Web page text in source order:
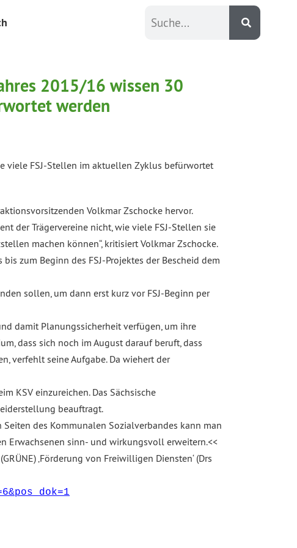
2015/16 wissen 30
werden
viele FSJ-Stellen im aktuellen Zyklus befürwortet
Volkmar Zschocke hervor.
der Trägervereine nicht, wie viele FSJ-Stellen sie
machen können“, kritisiert Volkmar Zschocke.
zum Beginn des FSJ-Projektes der Bescheid dem
sollen, um dann erst kurz vor FSJ-Beginn per
damit Planungssicherheit verfügen, um ihre
dass sich noch im August darauf beruft, dass
verfehlt seine Aufgabe. Da wiehert der
KSV einzureichen. Das Sächsische
beauftragt.
des Kommunalen Sozialverbandes kann man
Erwachsenen sinn- und wirkungsvoll erweitern.<<
‚Förderung von Freiwilligen Diensten‘ (Drs